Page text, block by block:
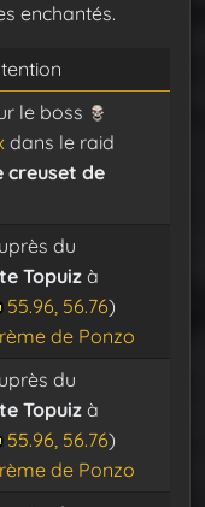
enchantés.
le boss
dans le raid
creuset de
du
Topuiz à
55.96, 56.76)
de Ponzo
du
Topuiz à
55.96, 56.76)
de Ponzo